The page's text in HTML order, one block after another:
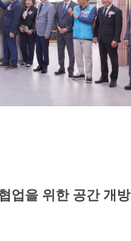
업을 위한 공간 개방